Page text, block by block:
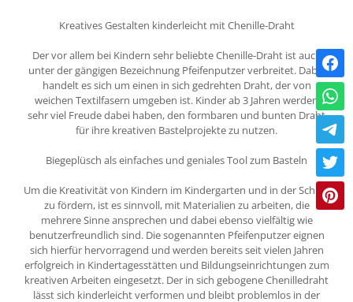
Kreatives Gestalten kinderleicht mit Chenille-Draht
Der vor allem bei Kindern sehr beliebte Chenille-Draht ist auch
unter der gängigen Bezeichnung Pfeifenputzer verbreitet. Dabei
handelt es sich um einen in sich gedrehten Draht, der von
weichen Textilfasern umgeben ist. Kinder ab 3 Jahren werden
sehr viel Freude dabei haben, den formbaren und bunten Draht
für ihre kreativen Bastelprojekte zu nutzen.
Biegeplüsch als einfaches und geniales Tool zum Basteln
Um die Kreativität von Kindern im Kindergarten und in der Schule
zu fördern, ist es sinnvoll, mit Materialien zu arbeiten, die
mehrere Sinne ansprechen und dabei ebenso vielfältig wie
benutzerfreundlich sind. Die sogenannten Pfeifenputzer eignen
sich hierfür hervorragend und werden bereits seit vielen Jahren
erfolgreich in Kindertagesstätten und Bildungseinrichtungen zum
kreativen Arbeiten eingesetzt. Der in sich gebogene Chenilledraht
lässt sich kinderleicht verformen und bleibt problemlos in der